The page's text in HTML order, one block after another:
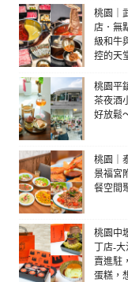
桃園｜
店．無
級和牛
控的天
桃園平
茶夜酒
好放鬆
桃園｜
景福宮
餐空間
桃園中
丁店-
賣進駐
蛋糕，